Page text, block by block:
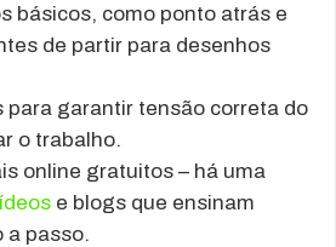
básicos, como ponto atrás e
de partir para desenhos
para garantir tensão correta do
o trabalho.
online gratuitos – há uma
e blogs que ensinam
a passo.